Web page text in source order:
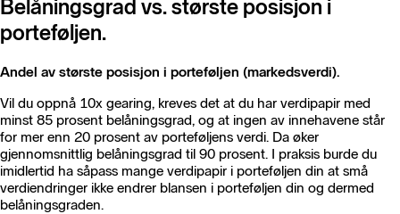
Belåningsgrad vs. største posisjon i
porteføljen.
Andel av største posisjon i porteføljen (markedsverdi).
Vil du oppnå 10x gearing, kreves det at du har verdipapir med
minst 85 prosent belåningsgrad, og at ingen av innehavene står
for mer enn 20 prosent av porteføljens verdi. Da øker
gjennomsnittlig belåningsgrad til 90 prosent. I praksis burde du
imidlertid ha såpass mange verdipapir i porteføljen din at små
verdiendringer ikke endrer blansen i porteføljen din og dermed
belåningsgraden.